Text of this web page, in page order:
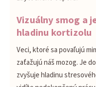
Vizuálny smog a
hladinu kortizolu
Veci, ktoré sa povaľujú
zaťažujú náš mozog. Je
zvyšuje hladinu